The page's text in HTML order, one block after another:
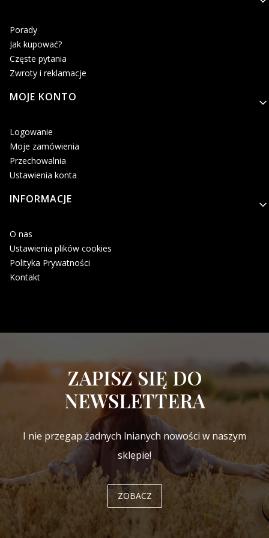
Porady
Jak kupować?
Częste pytania
Zwroty i reklamacje
MOJE KONTO
Logowanie
Moje zamówienia
Przechowalnia
Ustawienia konta
INFORMACJE
O nas
Ustawienia plików cookies
Polityka Prywatności
Kontakt
ZAPISZ SIĘ DO
NEWSLETTERA
I nie przegap żadnych lnianych nowości w naszym
sklepie!
ZOBACZ